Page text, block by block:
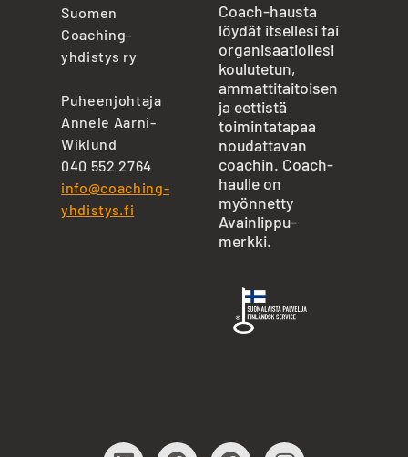
Suomen
Coaching-
yhdistys ry
Puheenjohtaja
Annele Aarni-
Wiklund
040 552 2764
info@coaching-
yhdistys.fi
Coach-hausta
löydät itsellesi tai
organisaatiollesi
koulutetun,
ammattitaitoisen
ja eettistä
toimintatapaa
noudattavan
coachin. Coach-
haulle on
myönnetty
Avainlippu-
merkki.